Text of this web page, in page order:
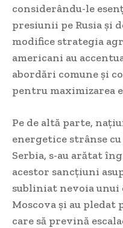
considerându-le
presiunii pe Rusia și
modifice strategia
americani au
abordări comune și
pentru maximizarea
Pe de altă parte,
energetice strânse
Serbia, s-au arătat
acestor sancțiuni
subliniat nevoia unui
Moscova și au
care să prevină